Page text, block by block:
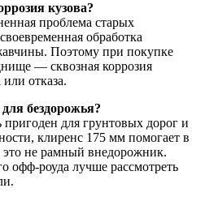
кузова?
проблема старых
обработка
Поэтому при покупке
— сквозная коррозия
отказа.
бездорожья?
для грунтовых дорог и
клиренс 175 мм помогает в
не рамный внедорожник.
офф-роуда лучше рассмотреть